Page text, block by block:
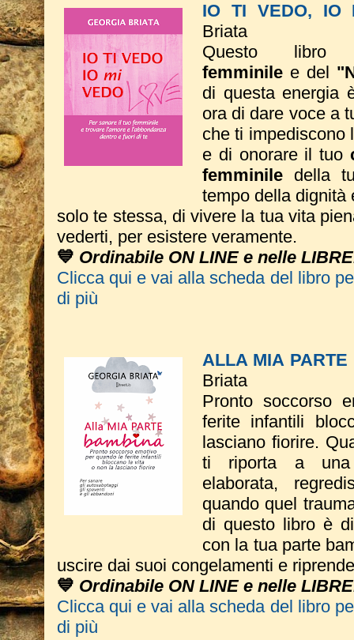
IO TI VEDO, IO
Briata
Questo libro
femminile e del
di questa energia
ora di dare voce a
che ti impediscono
e di onorare il tuo
femminile della
tempo della dignità
solo te stessa, di vivere la tua vita
vederti, per esistere veramente.
💙 Ordinabile ON LINE e nelle
Clicca qui e vai alla scheda del libro
di più
ALLA MIA
Briata
Pronto soccorso
ferite infantili
lasciano fiorire.
ti riporta a una
elaborata,
quando quel
di questo libro è
con la tua parte
uscire dai suoi congelamenti e
💙 Ordinabile ON LINE e nelle
Clicca qui e vai alla scheda del libro
di più